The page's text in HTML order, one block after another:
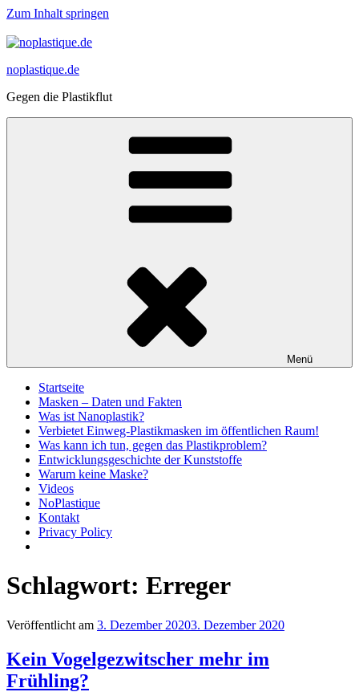
Zum Inhalt springen
noplastique.de
Gegen die Plastikflut
Menü
Startseite
Masken – Daten und Fakten
Was ist Nanoplastik?
Verbietet Einweg-Plastikmasken im öffentlichen Raum!
Was kann ich tun, gegen das Plastikproblem?
Entwicklungsgeschichte der Kunststoffe
Warum keine Maske?
Videos
NoPlastique
Kontakt
Privacy Policy
Schlagwort: Erreger
Veröffentlicht am 3. Dezember 20203. Dezember 2020
Kein Vogelgezwitscher mehr im
Frühling?